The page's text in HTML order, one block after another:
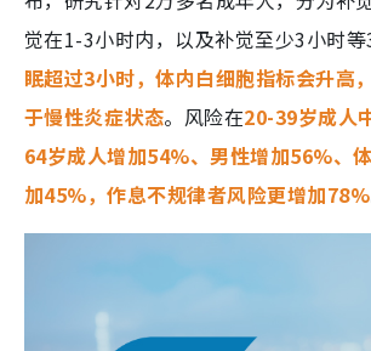
觉在1-3小时内，以及补觉至少3小时
眠超过3小时，体内白细胞指标会升高
于慢性炎症状态。风险在20-39岁成人
64岁成人增加54%、男性增加56%、
加45%，作息不规律者风险更增加78%